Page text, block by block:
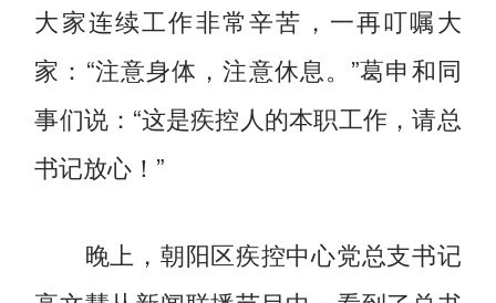
大家连续工作非常辛苦，一再叮嘱大
家：“注意身体，注意休息。”葛申和同
事们说：“这是疾控人的本职工作，请总
书记放心！”
晚上，朝阳区疾控中心党总支书记